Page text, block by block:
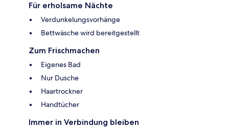
Für erholsame Nächte
Verdunkelungsvorhänge
Bettwäsche wird bereitgestellt
Zum Frischmachen
Eigenes Bad
Nur Dusche
Haartrockner
Handtücher
Immer in Verbindung bleiben